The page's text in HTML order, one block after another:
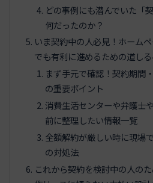
どの事例にも潜んでいた「
何だったのか？
いま契約中の人必見！ホーム
でも有利に進めるための道し
まず手元で確認！契約期間
の重要ポイント
消費生活センターや弁護士
前に整理したい情報一覧
全額解約が厳しい時に現場
の対処法
これから契約を検討中の人の